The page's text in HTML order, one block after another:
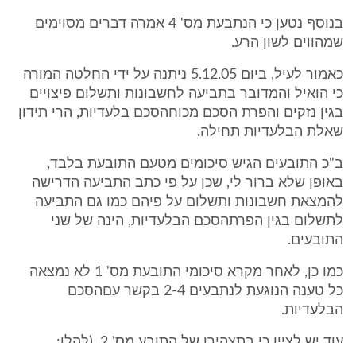
בנוסף נטען כי הנתבעת מס' 4 אמרה דברים מסוימים
שמהווים לשון הרע.
כאמור לעיל, ביום 5.12.05 ניתנה על ידי החלטה המורה
כי הואיל והמדובר בתביעה לחשבונות ותשלום פיצויים
בגין נזקים והפרת הסכם מכוחהסכם בלעדיות, הרי תידון
שאלת הבלעדיות תחילה.
ב"כ התובעים הגיש סיכומים מטעם התובעת בלבד,
באופן שלא ברור לי, שכן על פי כתב התביעה הדרישה
להמצאת חשבונות ותשלום על פיהם כמו גם התביעה
לתשלום בגין הפרתהסכם הבלעדיות, הינה של שני
התובעים.
כמו כן, לאחר מקרא סיכומי התובעת מס' 1 לא נמצאה
כל טענה הנוגעת לנתבעים 2-4 בקשר עםהסכם
הבלעדיות.